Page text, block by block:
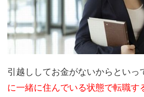
引越ししてお金がないからといっ
に一緒に住んでいる状態で転職す